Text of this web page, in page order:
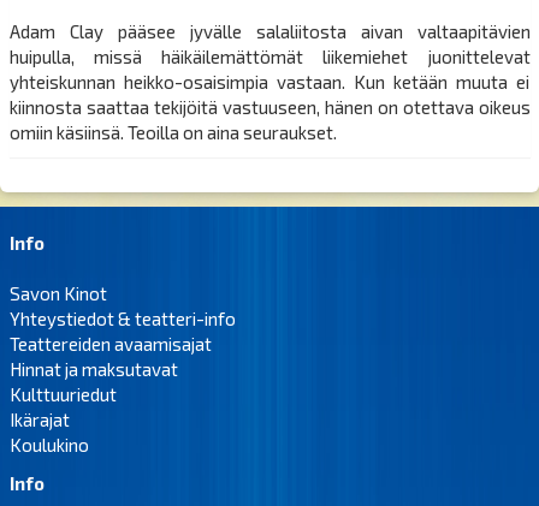
Adam Clay pääsee jyvälle salaliitosta aivan valtaapitävien
huipulla, missä häikäilemättömät liikemiehet juonittelevat
yhteiskunnan heikko-osaisimpia vastaan. Kun ketään muuta ei
kiinnosta saattaa tekijöitä vastuuseen, hänen on otettava oikeus
omiin käsiinsä. Teoilla on aina seuraukset.
Info
Savon Kinot
Yhteystiedot & teatteri-info
Teattereiden avaamisajat
Hinnat ja maksutavat
Kulttuuriedut
Ikärajat
Koulukino
Info